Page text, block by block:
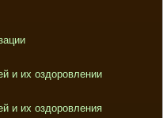
и их оздоровлении
и их оздоровления